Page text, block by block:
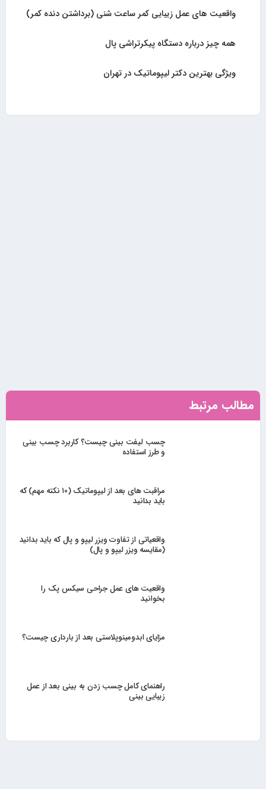
واقعیت های عمل زیبایی کمر ساعت شنی (برداشتن دنده کمر)
همه چیز درباره دستگاه پیکرتراشی پال
ویژگی بهترین دکتر لیپوماتیک در تهران
مطالب مرتبط
چسب لیفت بینی چیست؟ کاربرد چسب بینی
و طرز استفاده
مراقبت های بعد از لیپوماتیک (۱۰ نکته مهم) که
باید بدانید
واقعیاتی از تفاوت ویزر لیپو و پال که باید بدانید
(مقایسه ویزر لیپو و پال)
واقعیت های عمل جراحی سیکس پک را
بخوانید
مزایای ابدومینوپلاستی بعد از بارداری چیست؟
راهنمای کامل چسب زدن به بینی بعد از عمل
زیبایی بینی